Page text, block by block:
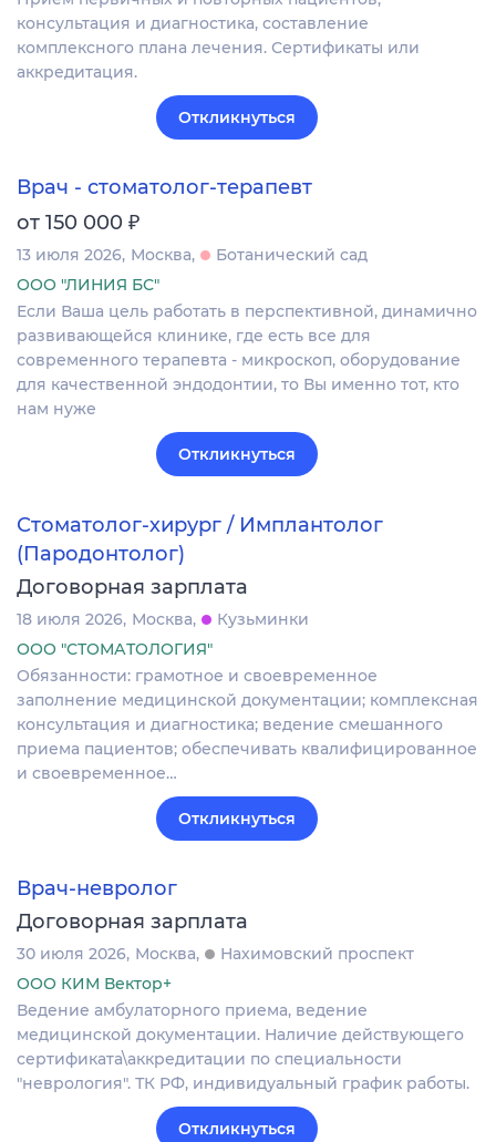
консультация и диагностика, составление
комплексного плана лечения. Сертификаты или
аккредитация.
Откликнуться
Врач - стоматолог-терапевт
от 150 000 ₽
13 июля 2026 Москва
Ботанический сад
ООО "ЛИНИЯ БС"
Если Ваша цель работать в перспективной, динамично
развивающейся клинике, где есть все для
современного терапевта - микроскоп, оборудование
для качественной эндодонтии, то Вы именно тот, кто
нам нуже
Откликнуться
Стоматолог-хирург / Имплантолог
(Пародонтолог)
Договорная зарплата
18 июля 2026 Москва
Кузьминки
ООО "СТОМАТОЛОГИЯ"
Обязанности: грамотное и своевременное
заполнение медицинской документации; комплексная
консультация и диагностика; ведение смешанного
приема пациентов; обеспечивать квалифицированное
и своевременное…
Откликнуться
Врач-невролог
Договорная зарплата
30 июля 2026 Москва
Нахимовский проспект
ООО КИМ Вектор+
Ведение амбулаторного приема, ведение
медицинской документации. Наличие действующего
сертификата\аккредитации по специальности
"неврология". ТК РФ, индивидуальный график работы.
Откликнуться